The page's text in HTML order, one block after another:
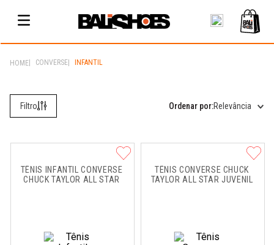
CONVERSE INFANTIL
Relevância
TÊNIS INFANTIL CONVERSE
CHUCK TAYLOR ALL STAR
TÊNIS CONVERSE CHUCK
TAYLOR ALL STAR JUVENIL